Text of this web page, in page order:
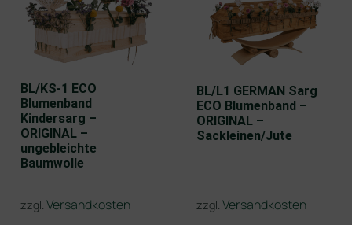
BL/KS-1 ECO
Blumenband
Kindersarg –
ORIGINAL –
ungebleichte
Baumwolle
zzgl. Versandkosten
BL/L1 GERMAN Sarg
ECO Blumenband –
ORIGINAL –
Sackleinen/Jute
zzgl. Versandkosten